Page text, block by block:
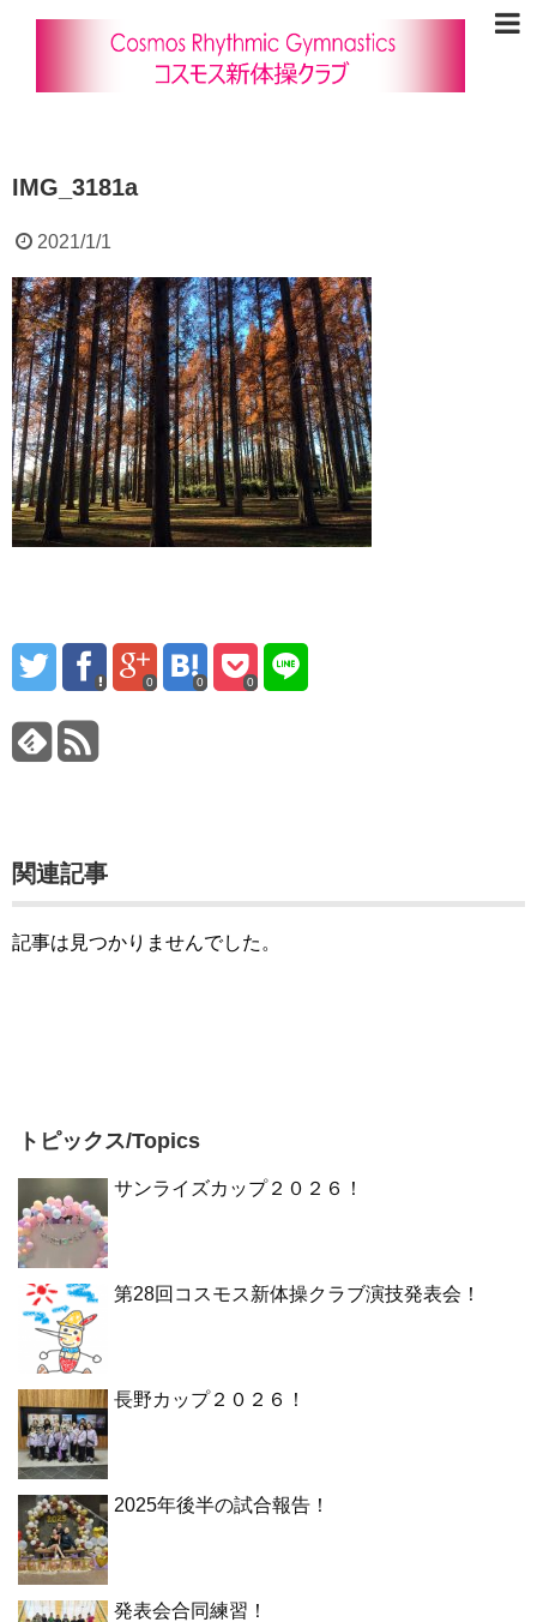
IMG_3181a
2021/1/1
0 0 0
関連記事
記事は見つかりませんでした。
トピックス/Topics
サンライズカップ２０２６！
第28回コスモス新体操クラブ演技発表会！
長野カップ２０２６！
2025年後半の試合報告！
発表会合同練習！